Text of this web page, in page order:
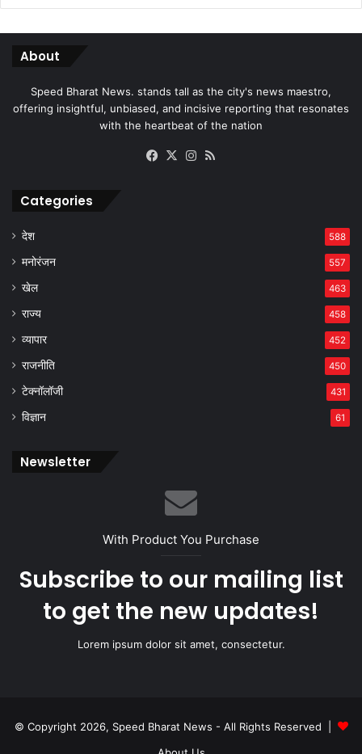
About
Speed Bharat News. stands tall as the city's news maestro,
offering insightful, unbiased, and incisive reporting that resonates
with the heartbeat of the nation
Facebook
X Instagram
Categories
देश 588
मनोरंजन 557
खेल 463
राज्य 458
व्यापार 452
राजनीति 450
टेक्नॉलॉजी 431
विज्ञान 61
Newsletter
With Product You Purchase
Subscribe to our mailing list
to get the new updates!
Lorem ipsum dolor sit amet, consectetur.
© Copyright 2026, Speed Bharat News - All Rights Reserved |